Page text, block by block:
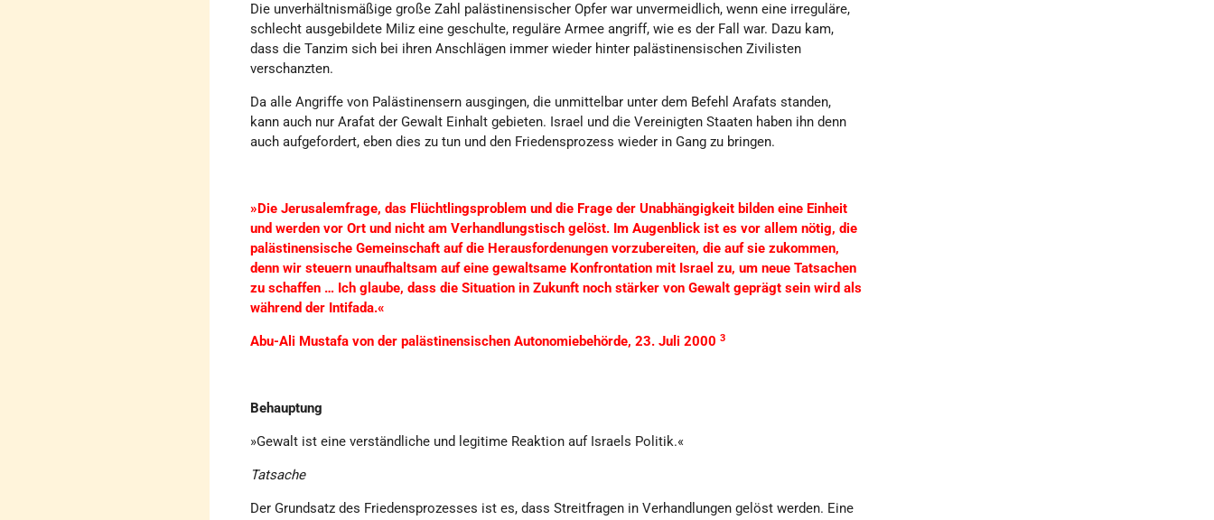
Die unverhältnismäßige große Zahl palästinensischer Opfer war unvermeidlich, wenn eine irreguläre,
schlecht ausgebildete Miliz eine geschulte, reguläre Armee angriff, wie es der Fall war. Dazu kam,
dass die Tanzim sich bei ihren Anschlägen immer wieder hinter palästinensischen Zivilisten
verschanzten.
Da alle Angriffe von Palästinensern ausgingen, die unmittelbar unter dem Befehl Arafats standen,
kann auch nur Arafat der Gewalt Einhalt gebieten. Israel und die Vereinigten Staaten haben ihn denn
auch aufgefordert, eben dies zu tun und den Friedensprozess wieder in Gang zu bringen.
»Die Jerusalemfrage, das Flüchtlingsproblem und die Frage der Unabhängigkeit bilden eine Einheit
und werden vor Ort und nicht am Verhandlungstisch gelöst. Im Augenblick ist es vor allem nötig, die
palästinensische Gemeinschaft auf die Herausfordenungen vorzubereiten, die auf sie zukommen,
denn wir steuern unaufhaltsam auf eine gewaltsame Konfrontation mit Israel zu, um neue Tatsachen
zu schaffen … Ich glaube, dass die Situation in Zukunft noch stärker von Gewalt geprägt sein wird als
während der Intifada.«
Abu-Ali Mustafa von der palästinensischen Autonomiebehörde, 23. Juli 20003
Behauptung
»Gewalt ist eine verständliche und legitime Reaktion auf Israels Politik.«
Tatsache
Der Grundsatz des Friedensprozesses ist es, dass Streitfragen in Verhandlungen gelöst werden. Eine